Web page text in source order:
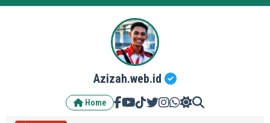
Azizah.web.id
Home